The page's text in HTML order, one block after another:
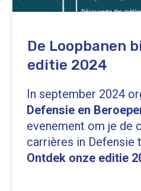
De Loopbanen
editie 2024
In september 2024
Defensie en
evenement om je de
carrières in Defensie
Ontdek onze editie